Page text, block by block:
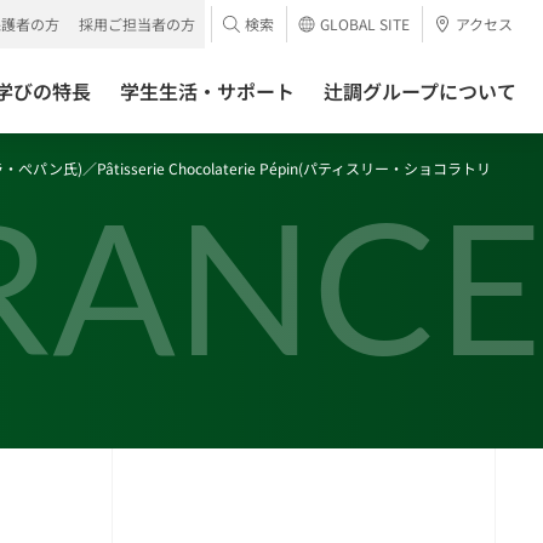
びの特長 学生生活・サポート 辻調グループについて
者の方 採用ご担当者の方 検索 GLOBAL SITE アクセス
ぺパン氏)／Pâtisserie Chocolaterie Pépin(パティスリー・ショコラトリ